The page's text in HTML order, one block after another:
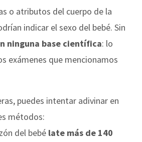
o atributos del cuerpo de la
indicar el sexo del bebé. Sin
ninguna base científica: lo
exámenes que mencionamos
puedes intentar adivinar en
métodos:
del bebé late más de 140